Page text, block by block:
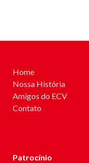
Home
Nossa História
Amigos do ECV
Contato
Patrocínio